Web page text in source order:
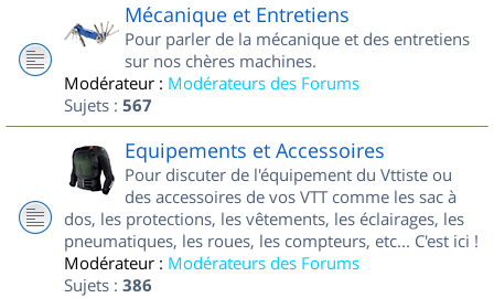
Mécanique et Entretiens
Pour parler de la mécanique et des entretiens
sur nos chères machines.
Modérateur : Modérateurs des Forums
Sujets : 567
Equipements et Accessoires
Pour discuter de l'équipement du Vttiste ou
des accessoires de vos VTT comme les sac à
dos, les protections, les vêtements, les éclairages, les
pneumatiques, les roues, les compteurs, etc... C'est ici !
Modérateur : Modérateurs des Forums
Sujets : 386